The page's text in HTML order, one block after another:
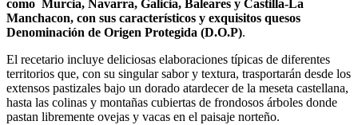
como Murcia, Navarra, Galicia, Baleares y Castilla-La
Manchacon, con sus característicos y exquisitos quesos
Denominación de Origen Protegida (D.O.P).
El recetario incluye deliciosas elaboraciones típicas de diferentes
territorios que, con su singular sabor y textura, trasportarán desde los
extensos pastizales bajo un dorado atardecer de la meseta castellana,
hasta las colinas y montañas cubiertas de frondosos árboles donde
pastan libremente ovejas y vacas en el paisaje norteño.